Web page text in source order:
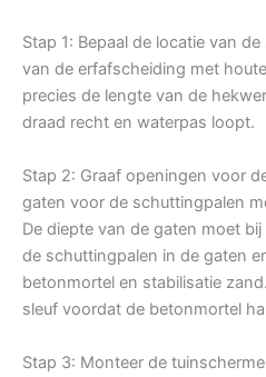
Stap 1: Bepaal de locatie van
van de erfafscheiding met
precies de lengte van de
draad recht en waterpas loopt.
Stap 2: Graaf openingen voor
gaten voor de schuttingpalen
De diepte van de gaten moet
de schuttingpalen in de gaten
betonmortel en stabilisatie
sleuf voordat de betonmortel
Stap 3: Monteer de